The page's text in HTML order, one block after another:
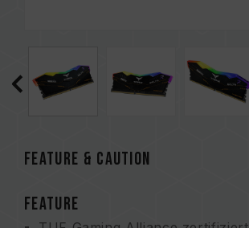
FEATURE & CAUTION
FEATURE